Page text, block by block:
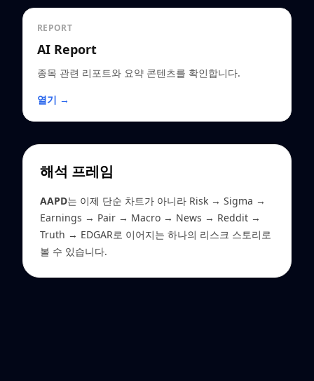
REPORT
AI Report
종목 관련 리포트와 요약 콘텐츠를 확인합니다.
열기 →
해석 프레임
AAPD는 이제 단순 차트가 아니라 Risk → Sigma →
Earnings → Pair → Macro → News → Reddit →
Truth → EDGAR로 이어지는 하나의 리스크 스토리로
볼 수 있습니다.